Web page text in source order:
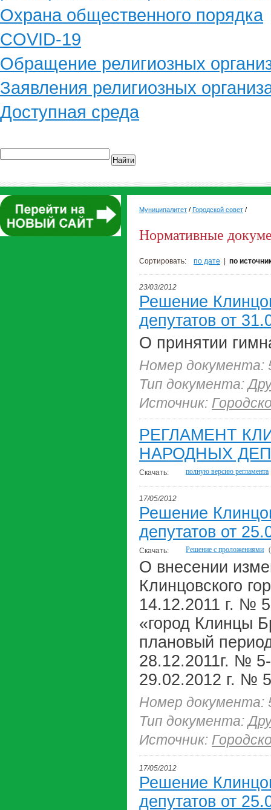
Охрана общественного порядка
COVID-19
Обращение религиозных
Заявления религиозных
Доступная среда
Найти
Муниципалитет / Городской совет /
Нормативные
Сортировать: по дате по
23/03/2012
Решение
депутатов от
О принятии
Номер документа:
Тип документа:
Источник:
РЕГЛАМЕНТ
НАРОДНЫХ
Скачать: полную версию регламента
17/05/2012
Решение
депутатов от
Скачать: Решение с проложениями
О внесении
Клинцовского
14.12.2011 г. №
«город Клинцы
плановый
28.12.2011г. №
29.02.2012 г. №
Номер документа:
Тип документа:
Источник:
17/05/2012
Решение
депутатов от